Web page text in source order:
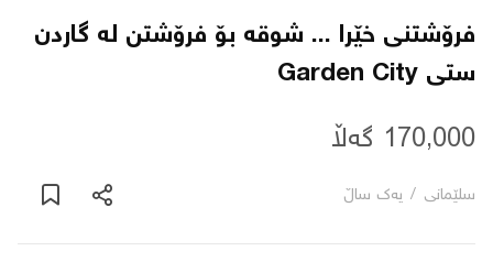
بڵاگ
شۆپەکان
فرۆشتنی خێرا ... شوقە بۆ فرۆشتن لە گاردن
ستی Garden City
170,000 گەڵا
سلێمانی / یه‌ك ساڵ